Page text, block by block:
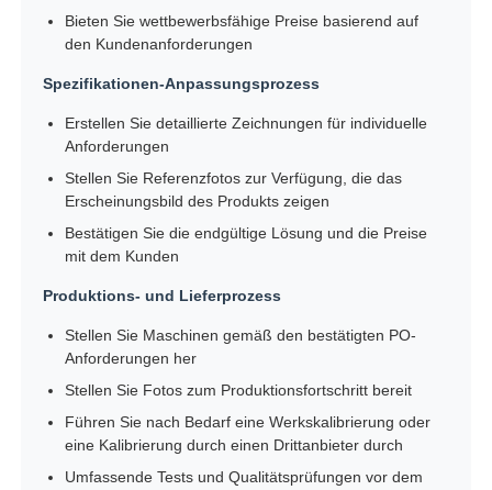
Bieten Sie wettbewerbsfähige Preise basierend auf
den Kundenanforderungen
Spezifikationen-Anpassungsprozess
Erstellen Sie detaillierte Zeichnungen für individuelle
Anforderungen
Stellen Sie Referenzfotos zur Verfügung, die das
Erscheinungsbild des Produkts zeigen
Bestätigen Sie die endgültige Lösung und die Preise
mit dem Kunden
Produktions- und Lieferprozess
Stellen Sie Maschinen gemäß den bestätigten PO-
Anforderungen her
Stellen Sie Fotos zum Produktionsfortschritt bereit
Führen Sie nach Bedarf eine Werkskalibrierung oder
eine Kalibrierung durch einen Drittanbieter durch
Umfassende Tests und Qualitätsprüfungen vor dem